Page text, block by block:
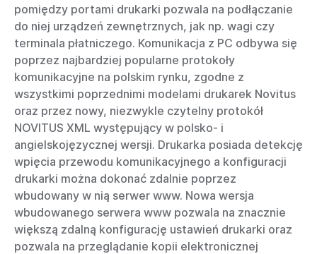
pomiędzy portami drukarki pozwala na podłączanie
do niej urządzeń zewnętrznych, jak np. wagi czy
terminala płatniczego. Komunikacja z PC odbywa się
poprzez najbardziej popularne protokoły
komunikacyjne na polskim rynku, zgodne z
wszystkimi poprzednimi modelami drukarek Novitus
oraz przez nowy, niezwykle czytelny protokół
NOVITUS XML występujący w polsko- i
angielskojęzycznej wersji. Drukarka posiada detekcję
wpięcia przewodu komunikacyjnego a konfiguracji
drukarki można dokonać zdalnie poprzez
wbudowany w nią serwer www. Nowa wersja
wbudowanego serwera www pozwala na znacznie
większą zdalną konfigurację ustawień drukarki oraz
pozwala na przeglądanie kopii elektronicznej